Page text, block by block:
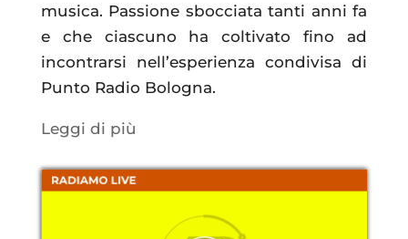
musica. Passione sbocciata tanti anni fa
e che ciascuno ha coltivato fino ad
incontrarsi nell’esperienza condivisa di
Punto Radio Bologna.
Leggi di più